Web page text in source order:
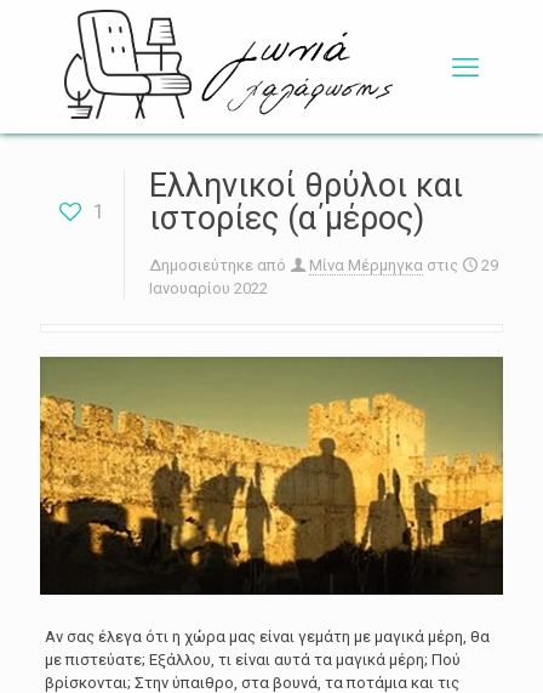
1
Ελληνικοί θρύλοι και
ιστορίες (α΄μέρος)
Δημοσιεύτηκε από Μίνα Μέρμηγκα στις
29
Ιανουαρίου 2022
Αν σας έλεγα ότι η χώρα μας είναι γεμάτη με μαγικά μέρη, θα
με πιστεύατε; Εξάλλου, τι είναι αυτά τα μαγικά μέρη; Πού
βρίσκονται; Στην ύπαιθρο, στα βουνά, τα ποτάμια και τις